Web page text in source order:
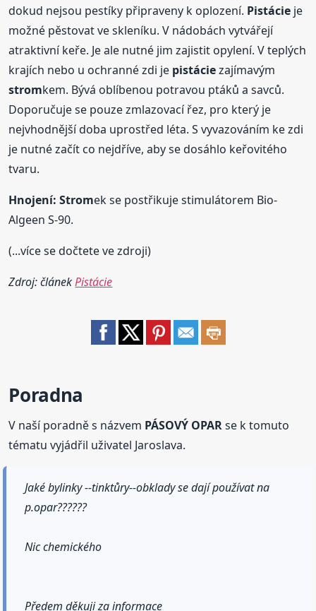
dokud nejsou pestíky připraveny k oplození. Pistácie je
možné pěstovat ve skleníku. V nádobách vytvářejí
atraktivní keře. Je ale nutné jim zajistit opylení. V teplých
krajích nebo u ochranné zdi je pistáciezajímavým
stromkem. Bývá oblíbenou potravou ptáků a savců.
Doporučuje se pouze zmlazovací řez, pro který je
nejvhodnější doba uprostřed léta. S vyvazováním ke zdi
je nutné začít co nejdříve, aby se dosáhlo keřovitého
tvaru.
Hnojení: Stromek se postřikuje stimulátorem Bio-
Algeen S-90.
(...více se dočtete ve zdroji)
Zdroj: článekPistácie
Poradna
V naší poradně s názvem PÁSOVÝ OPARse k tomuto
tématu vyjádřil uživatel Jaroslava.
Jaké bylinky --tinktůry--obklady se dají používat na
p.opar??????
Nic chemického
Předem děkuji za informace